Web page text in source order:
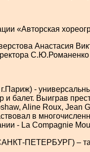
«Авторская
Анастасия
-
и балет. Выиграв
Aline Roux, Jean
в
- La Compagnie
ПЕТЕРБУРГ) –